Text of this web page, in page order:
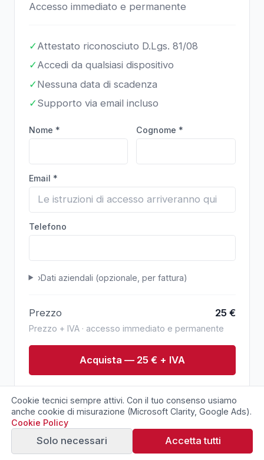
Accesso immediato e permanente
✓Attestato riconosciuto D.Lgs. 81/08
✓Accedi da qualsiasi dispositivo
✓Nessuna data di scadenza
✓Supporto via email incluso
Nome * Cognome *
Email *
Telefono
›Dati aziendali (opzionale, per fattura)
Prezzo 25€
Prezzo + IVA · accesso immediato e permanente
Acquista — 25 € + IVA
via email.
Cookie tecnici sempre attivi. Con il tuo consenso usiamo
anche cookie di misurazione (Microsoft Clarity, Google Ads).
Cookie Policy
Solo necessari Accetta tutti